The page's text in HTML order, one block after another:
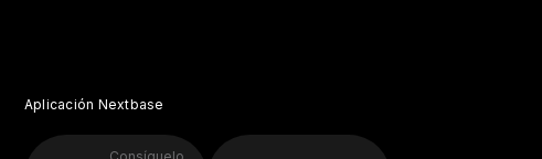
Aplicación Nextbase